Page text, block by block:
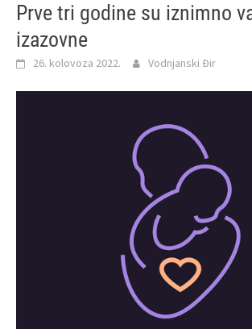
Prve tri godine su iznimno
izazovne
26. kolovoza 2022. Vodnjanski Đir